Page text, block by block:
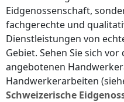
Eidgenossenschaft,
fachgerechte und
Dienstleistungen von
Gebiet. Sehen Sie sich vor
angebotenen
Handwerkerarbeiten
Schweizerische